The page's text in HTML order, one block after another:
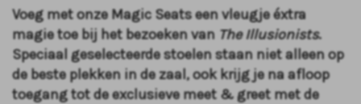
Voeg met onze Magic Seats een vleugje éxtra
magie toe bij het bezoeken van The Illusionists.
Speciaal geselecteerde stoelen staan niet alleen op
de beste plekken in de zaal, ook krijg je na afloop
toegang tot de exclusieve meet & greet met de